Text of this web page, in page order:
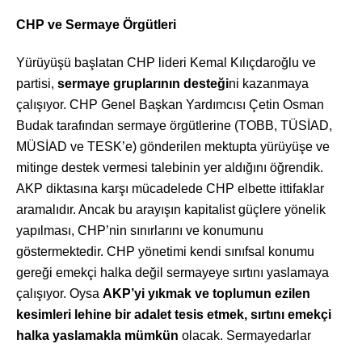
CHP ve Sermaye Örgütleri
Yürüyüşü başlatan CHP lideri Kemal Kılıçdaroğlu ve
partisi, sermaye gruplarının desteğini kazanmaya
çalışıyor. CHP Genel Başkan Yardımcısı Çetin Osman
Budak tarafından sermaye örgütlerine (TOBB, TÜSİAD,
MÜSİAD ve TESK’e) gönderilen mektupta yürüyüşe ve
mitinge destek vermesi talebinin yer aldığını öğrendik.
AKP diktasına karşı mücadelede CHP elbette ittifaklar
aramalıdır. Ancak bu arayışın kapitalist güçlere yönelik
yapılması, CHP’nin sınırlarını ve konumunu
göstermektedir. CHP yönetimi kendi sınıfsal konumu
gereği emekçi halka değil sermayeye sırtını yaslamaya
çalışıyor. Oysa AKP’yi yıkmak ve toplumun ezilen
kesimleri lehine bir adalet tesis etmek, sırtını emekçi
halka yaslamakla mümkün olacak. Sermayedarlar